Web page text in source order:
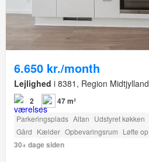
6.650 kr./month
Lejlighed i 8381, Region Midtjylland
2 47 m²
Parkeringsplads Altan Udstyret køkken
Gård Kælder Opbevaringsrum Løfte op
30+ dage siden